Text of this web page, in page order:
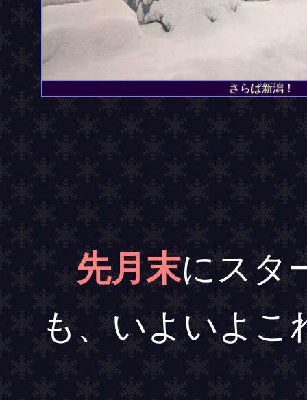
さらば新潟！
先月末にスタ
も、いよいよこ